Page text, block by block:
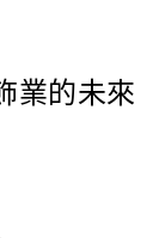
業的未來